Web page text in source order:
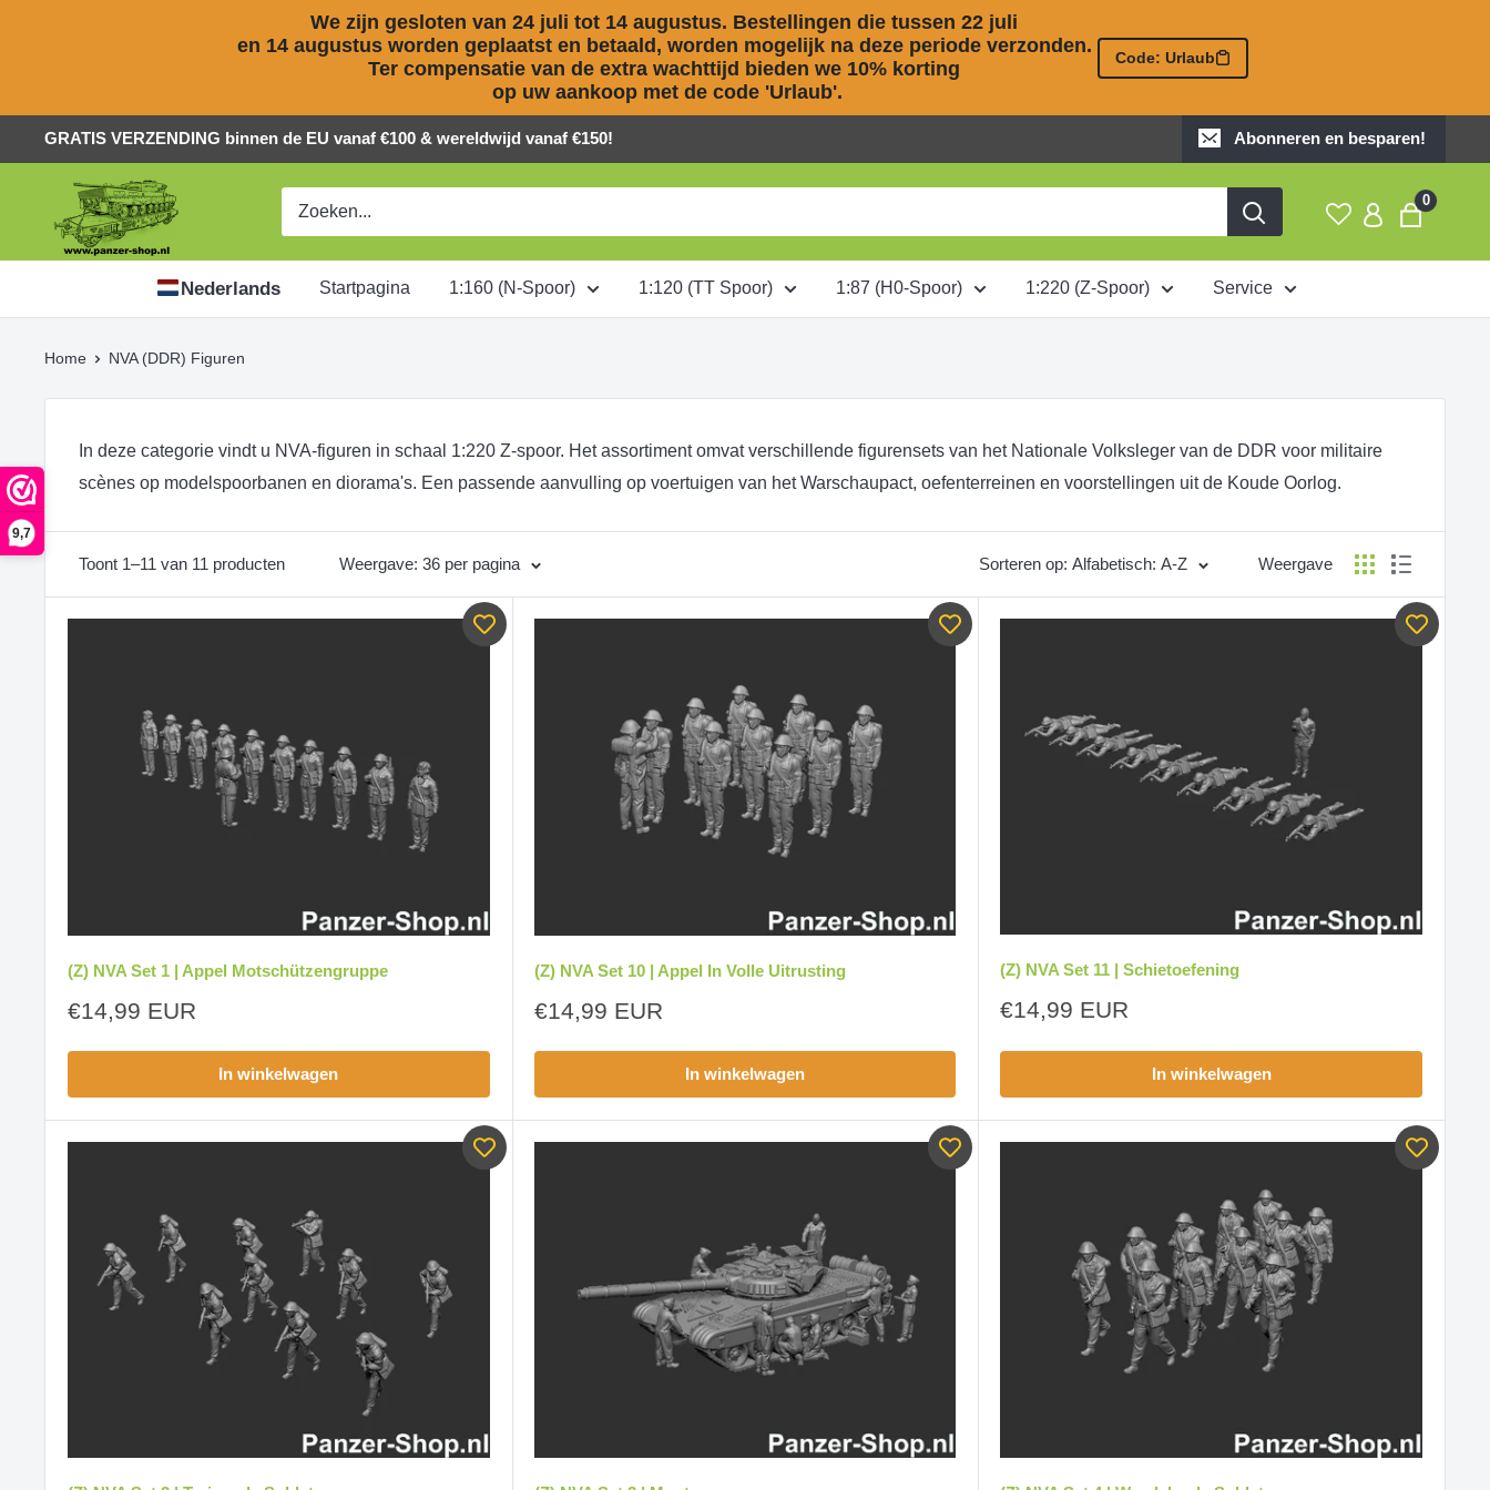
9,7
We zijn gesloten van 24 juli tot 14 augustus. Bestellingen die tussen 22 juli
en 14 augustus worden geplaatst en betaald, worden mogelijk na deze periode verzonden.
Ter compensatie van de extra wachttijd bieden we 10% korting
op uw aankoop met de code 'Urlaub'.
Code: Urlaub
inhoud
GRATIS VERZENDING binnen de EU vanaf €100 & wereldwijd vanaf €150! Abonneren en besparen!
Panzer-
ShopNL
0
Nederlands Startpagina 1:160 (N-Spoor) 1:120 (TT Spoor) 1:87 (H0-Spoor) 1:220 (Z-Spoor) Service
Home NVA (DDR) Figuren
In deze categorie vindt u NVA-figuren in schaal 1:220 Z-spoor. Het assortiment omvat verschillende figurensets van het Nationale Volksleger van de DDR voor militaire
scènes op modelspoorbanen en diorama's. Een passende aanvulling op voertuigen van het Warschaupact, oefenterreinen en voorstellingen uit de Koude Oorlog.
Toont 1–11 van 11 producten Weergave: 36 per pagina Sorteren op: Alfabetisch: A-Z Weergave
(Z) NVA Set 1 | Appel Motschützengruppe
Aanbiedingsprijs
€14,99 EUR
In winkelwagen
(Z) NVA Set 10 | Appel In Volle Uitrusting
Aanbiedingsprijs
€14,99 EUR
In winkelwagen
(Z) NVA Set 11 | Schietoefening
Aanbiedingsprijs
€14,99 EUR
In winkelwagen